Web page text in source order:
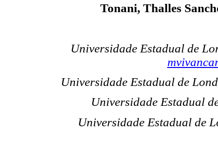
Tonani, Thalles
Universidade Estadual de
Universidade Estadual de
Universidade Estadual
Universidade Estadual de